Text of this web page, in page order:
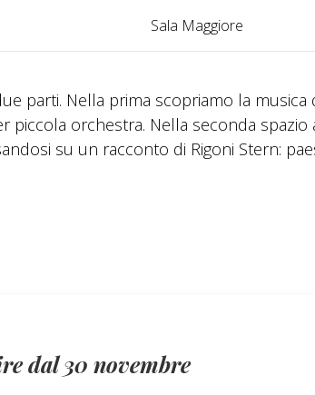
Sala Maggiore
parti. Nella prima scopriamo la musica
orchestra. Nella seconda spazio
su un racconto di Rigoni Stern:
dal 30 novembre